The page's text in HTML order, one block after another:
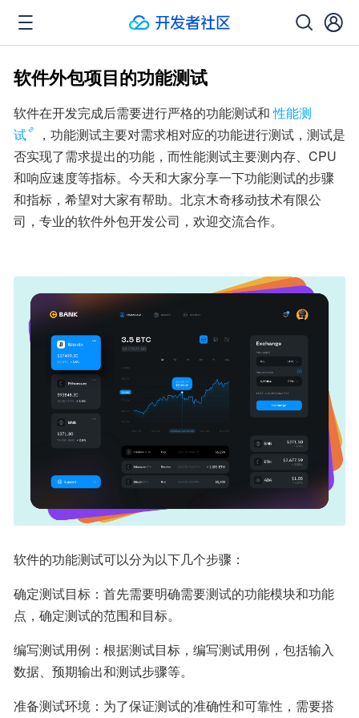
软件外包项目的功能测试
软件在开发完成后需要进行严格的功能测试和 性能测
试
，功能测试主要对需求相对应的功能进行测试，测试是
否实现了需求提出的功能，而性能测试主要测内存、CPU
和响应速度等指标。今天和大家分享一下功能测试的步骤
和指标，希望对大家有帮助。北京木奇移动技术有限公
司，专业的软件外包开发公司，欢迎交流合作。
软件的功能测试可以分为以下几个步骤：
确定测试目标：首先需要明确需要测试的功能模块和功能
点，确定测试的范围和目标。
编写测试用例：根据测试目标，编写测试用例，包括输入
数据、预期输出和测试步骤等。
准备测试环境：为了保证测试的准确性和可靠性，需要搭